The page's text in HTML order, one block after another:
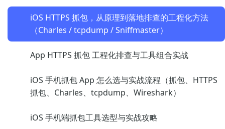
iOS HTTPS 抓包，从原理到落地排查的工程化方法
（Charles / tcpdump / Sniffmaster）
App HTTPS 抓包 工程化排查与工具组合实战
iOS 手机抓包 App 怎么选与实战流程（抓包、HTTPS
抓包、Charles、tcpdump、Wireshark）
iOS 手机端抓包工具选型与实战攻略